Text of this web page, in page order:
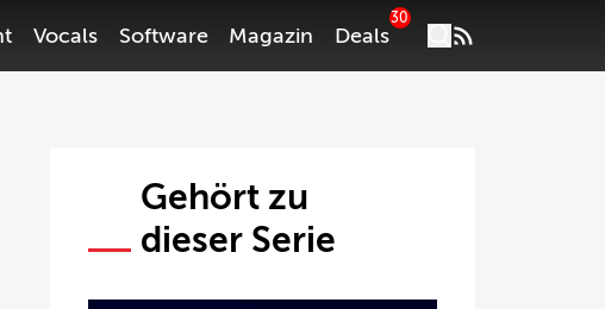
Vocals Software Magazin Deals
30
Gehört zu
dieser Serie